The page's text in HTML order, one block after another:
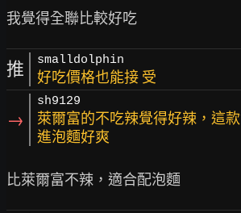
推 smalldolphin
好吃價格也能接 受
→
sh9129
萊爾富的不吃辣覺得好辣，這
進泡麵好爽